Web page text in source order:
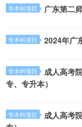
专本科项目 广东第二
专本科项目 2024年广
专本科项目
成人高考
专、专升本）
专本科项目
成人高考